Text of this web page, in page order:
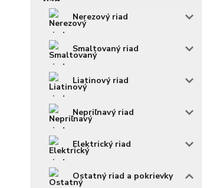
Nerezový riad
Smaltovaný riad
Liatinový riad
Nepriľnavý riad
Elektrický riad
Ostatný riad a pokrievky